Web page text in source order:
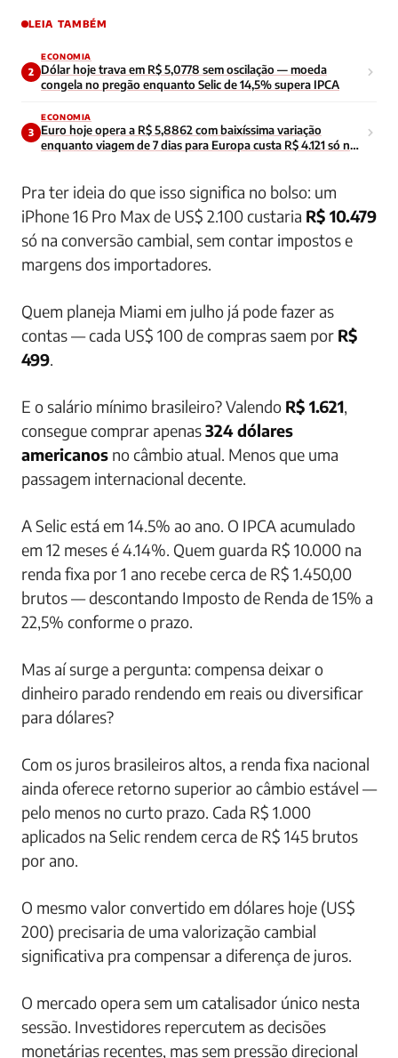
LEIA TAMBÉM
2
ECONOMIA
Dólar hoje trava em R$ 5,0778 sem oscilação — moeda
congela no pregão enquanto Selic de 14,5% supera IPCA
3
ECONOMIA
Euro hoje opera a R$ 5,8862 com baixíssima variação
enquanto viagem de 7 dias para Europa custa R$ 4.121 só no
Pra ter ideia do que isso significa no bolso: um
iPhone 16 Pro Max de US$ 2.100 custaria R$ 10.479
só na conversão cambial, sem contar impostos e
margens dos importadores.
Quem planeja Miami em julho já pode fazer as
contas — cada US$ 100 de compras saem por R$
499.
E o salário mínimo brasileiro? Valendo R$ 1.621,
consegue comprar apenas324 dólares
americanos no câmbio atual. Menos que uma
passagem internacional decente.
A Selic está em 14.5% ao ano. O IPCA acumulado
em 12 meses é 4.14%. Quem guarda R$ 10.000 na
renda fixa por 1 ano recebe cerca de R$ 1.450,00
brutos — descontando Imposto de Renda de 15% a
22,5% conforme o prazo.
Mas aí surge a pergunta: compensa deixar o
dinheiro parado rendendo em reais ou diversificar
para dólares?
Com os juros brasileiros altos, a renda fixa nacional
ainda oferece retorno superior ao câmbio estável —
pelo menos no curto prazo. Cada R$ 1.000
aplicados na Selic rendem cerca de R$ 145 brutos
por ano.
O mesmo valor convertido em dólares hoje (US$
200) precisaria de uma valorização cambial
significativa pra compensar a diferença de juros.
O mercado opera sem um catalisador único nesta
sessão. Investidores repercutem as decisões
monetárias recentes, mas sem pressão direcional